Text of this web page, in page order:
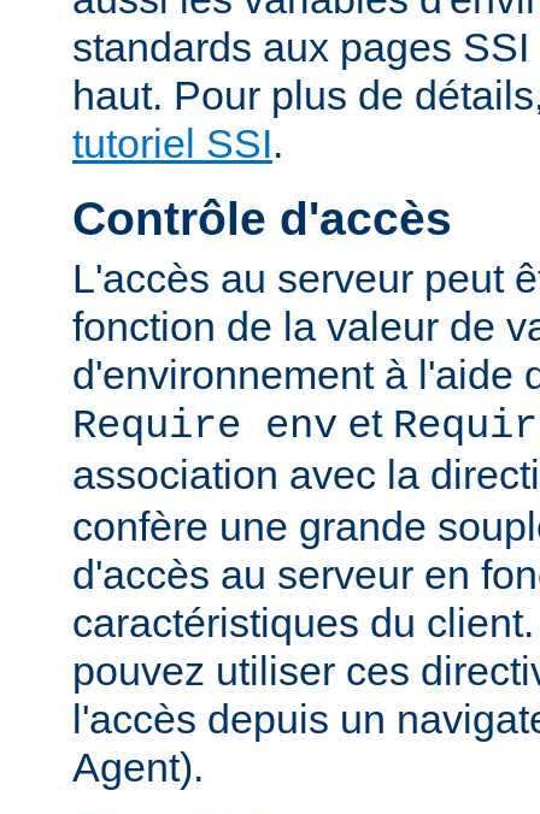
standards aux pages
haut. Pour plus de
tutoriel SSI.
Contrôle d'accès
L'accès au serveur peut
fonction de la valeur de
d'environnement à l'aide
Require env et
association avec la
confère une grande
d'accès au serveur en
caractéristiques du
pouvez utiliser ces
l'accès depuis un
Agent).